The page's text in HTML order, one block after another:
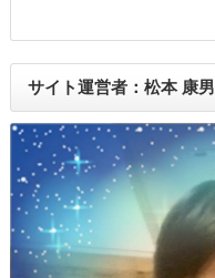
サイト運営者：松本 康男